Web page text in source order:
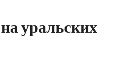
уральских